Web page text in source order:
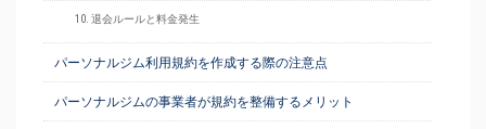
10. 退会ルールと料金発生
パーソナルジム利用規約を作成する際の注意点
パーソナルジムの事業者が規約を整備するメリット